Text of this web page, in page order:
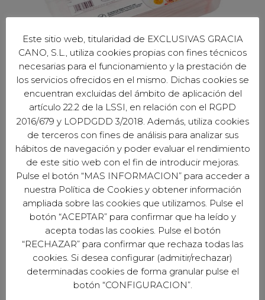
EXCLUSIVAS GARCÍA CANO S.L.
Avd. del Profesor Arnold J. Toynbee S/N
Naves 1, 3 y 4 - Córdoba (España)
Este sitio web, titularidad de EXCLUSIVAS GRACIA
CANO, S.L., utiliza cookies propias con fines técnicos
necesarias para el funcionamiento y la prestación de
los servicios ofrecidos en el mismo. Dichas cookies se
encuentran excluidas del ámbito de aplicación del
artículo 22.2 de la LSSI, en relación con el RGPD
2016/679 y LOPDGDD 3/2018. Además, utiliza cookies
de terceros con fines de análisis para analizar sus
hábitos de navegación y poder evaluar el rendimiento
de este sitio web con el fin de introducir mejoras.
Pulse el botón “MAS INFORMACION” para acceder a
nuestra Política de Cookies y obtener información
ampliada sobre las cookies que utilizamos. Pulse el
botón “ACEPTAR” para confirmar que ha leído y
acepta todas las cookies. Pulse el botón
“RECHAZAR” para confirmar que rechaza todas las
cookies. Si desea configurar (admitir/rechazar)
determinadas cookies de forma granular pulse el
botón “CONFIGURACION”.